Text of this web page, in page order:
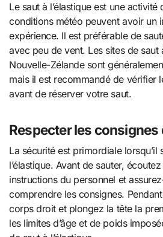
Le saut à l’élastique est une activité
conditions météo peuvent avoir un
expérience. Il est préférable de
avec peu de vent. Les sites de saut
Nouvelle-Zélande sont
mais il est recommandé de vérifier
avant de réserver votre saut.
Respecter les consignes
La sécurité est primordiale lorsqu’il
l’élastique. Avant de sauter,
instructions du personnel et
comprendre les consignes.
corps droit et plongez la tête la
les limites d’âge et de poids